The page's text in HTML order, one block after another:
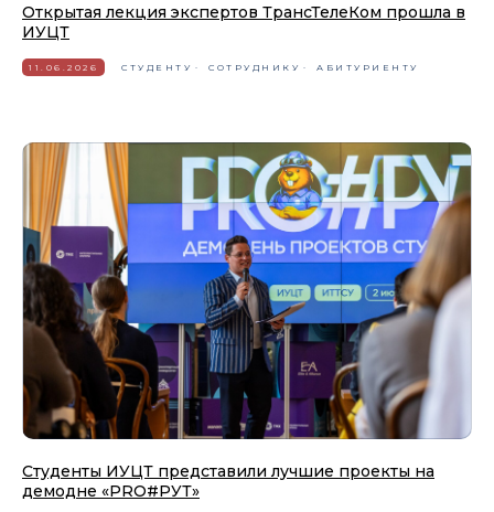
Открытая лекция экспертов ТрансТелеКом прошла в
ИУЦТ
11.06.2026 СТУДЕНТУ СОТРУДНИКУ АБИТУРИЕНТУ
Студенты ИУЦТ представили лучшие проекты на
демодне «PRO#РУТ»